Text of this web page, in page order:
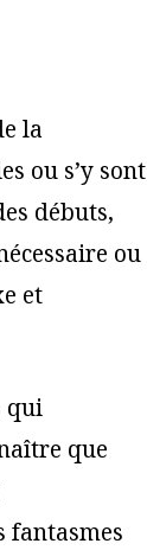
la
ou s’y sont
débuts,
ou
et
qui
que
fantasmes